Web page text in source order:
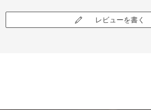
レビューを書く